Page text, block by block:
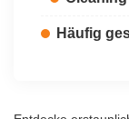
Häufig